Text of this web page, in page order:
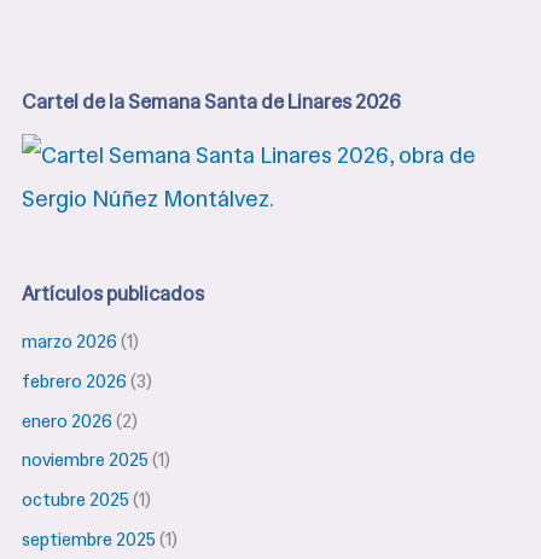
Cartel de la Semana Santa de Linares 2026
Artículos publicados
marzo 2026 (1)
febrero 2026 (3)
enero 2026 (2)
noviembre 2025 (1)
octubre 2025 (1)
septiembre 2025 (1)